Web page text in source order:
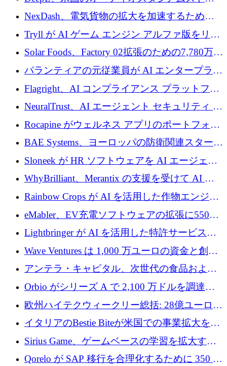
ーミング事業Mixhaloを買収
NexDash、電気貨物の拡大を加速するために
EIT Urban Mobilityから250万ユーロを確保
Tryll が AI ゲーム エンジン アルファ版をリリ
ースし、60 万ドルのプレシード資金を確保
Solar Foods、Factory 02拡張のための7,780万ユ
ーロの資金調達パッケージを獲得
パランティアの元従業員が AI エンタープライ
ズ スタートアップの Conduct に 6,000 万ドル
を調達
Flagright、AI コンプライアンス プラットフォ
ームを拡張するためにシリーズ A で 1,250 万
ドルを確保
NeuralTrust、AI エージェント セキュリティ プ
ラットフォームの拡張に 2,000 万ドルを調達
Rocapine がウェルネス アプリのポートフォリ
オを拡大するためにシリーズ A で 1,300 万ド
ルを調達
BAE Systems、ヨーロッパの防衛関連スタート
アップの規模拡大を支援するために 5,000 万
ユーロの支援を開始
Sloneek が HR ソフトウェアを AI エージェン
トに変えるために 600 万ドルを調達
WhyBrilliant、Merantix の支援を受けて AI 求
人マッチングを拡大するために 100 万ユーロ
Rainbow Crops が AI を活用した作物エンジニ
アリングを拡張するために 970 万ユーロを調
eMabler、EV充電ソフトウェアの拡張に550万
ユーロを確保
Lightbringer が AI を活用した特許サービスを
拡大するために 1,000 万ドルを調達
Wave Ventures は 1,000 万ユーロの資金と創設
者補助金で 10 周年を迎える
アンテラ・キャピタル、次世代の食品および
アグリテクノロジーのイノベーションを支援
するファンド III の初回クローズ額が 1 億ドル
に到達
Orbio がシリーズ A で 2,100 万ドルを調達、
AI 労働力管理を世界の最前線の労働者に提供
欧州ハイテクウィークリー総括: 28億ユーロの
取引と5月のハイライト
イタリアのBestie Biteが米国での事業拡大を加
速するために150万ユーロを調達
Sirius Game、ゲームベースの学習を拡大する
ために 130 万ユーロの資金調達を完了
Qorelo が SAP 移行を合理化するために 350 万